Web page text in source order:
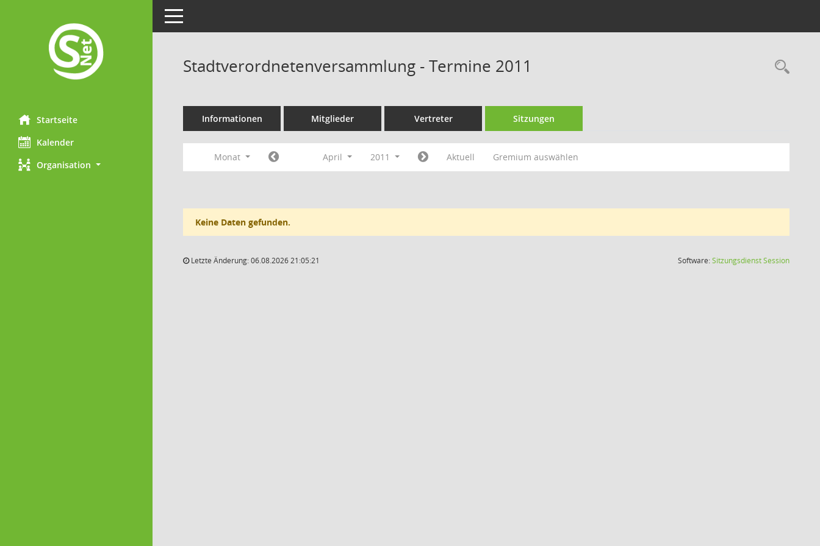
Startseite
Kalender
Organisation
Toggle navigation
Stadtverordnetenversammlung - Termine 2011
Informationen Mitglieder Vertreter Sitzungen
Monat April 2011 Aktuell Gremium auswählen
Keine Daten gefunden.
Letzte Änderung: 06.08.2026 21:05:21 Software:SitzungsdienstSession(Wird in